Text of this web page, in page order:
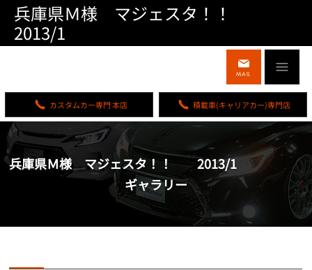
積載車(キャリアカー)専門店
カスタムカー専門 本店
MAIL
兵庫県Ｍ様 マジェスタ！！
2013/1
兵庫県Ｍ様 マジェスタ！！ 2013/1
ギャラリー